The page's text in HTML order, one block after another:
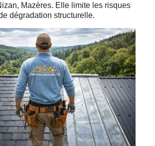
Mazères. Elle limite les risques
dégradation structurelle.